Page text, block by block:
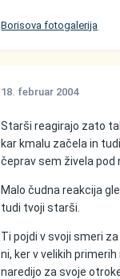
Borisova fotogalerija
18. februar 2004
Starši reagirajo zato
kar kmalu začela in
čeprav sem živela pod
Malo čudna reakcija
tudi tvoji starši.
Ti pojdi v svoji smeri
ni, ker v velikih
naredijo za svoje